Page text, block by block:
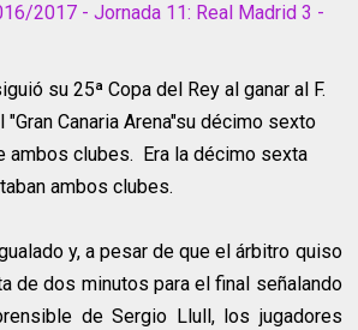
2017 - Jornada 11: Real Madrid 3 -
su 25ª Copa del Rey al ganar al F.
"Gran Canaria Arena"su décimo sexto
ambos clubes. Era la décimo sexta
ambos clubes.
y, a pesar de que el árbitro quiso
de dos minutos para el final señalando
de Sergio Llull, los jugadores